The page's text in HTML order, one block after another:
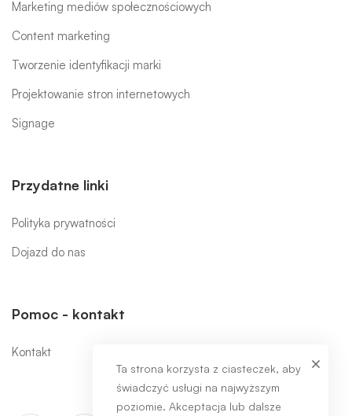
Marketing mediów społecznościowych
Content marketing
Tworzenie identyfikacji marki
Projektowanie stron internetowych
Signage
Przydatne linki
Polityka prywatności
Dojazd do nas
Pomoc - kontakt
Kontakt
Ta strona korzysta z ciasteczek, aby
świadczyć usługi na najwyższym
poziomie. Akceptacja lub dalsze